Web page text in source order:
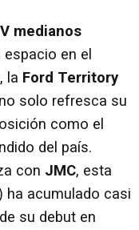
medianos
en el
la Ford Territory
solo refresca su
como el
del país.
con JMC, esta
ha acumulado casi
su debut en